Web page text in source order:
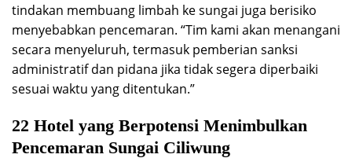
tindakan membuang limbah ke sungai juga berisiko
menyebabkan pencemaran. “Tim kami akan menangani
secara menyeluruh, termasuk pemberian sanksi
administratif dan pidana jika tidak segera diperbaiki
sesuai waktu yang ditentukan.”
22 Hotel yang Berpotensi Menimbulkan
Pencemaran Sungai Ciliwung